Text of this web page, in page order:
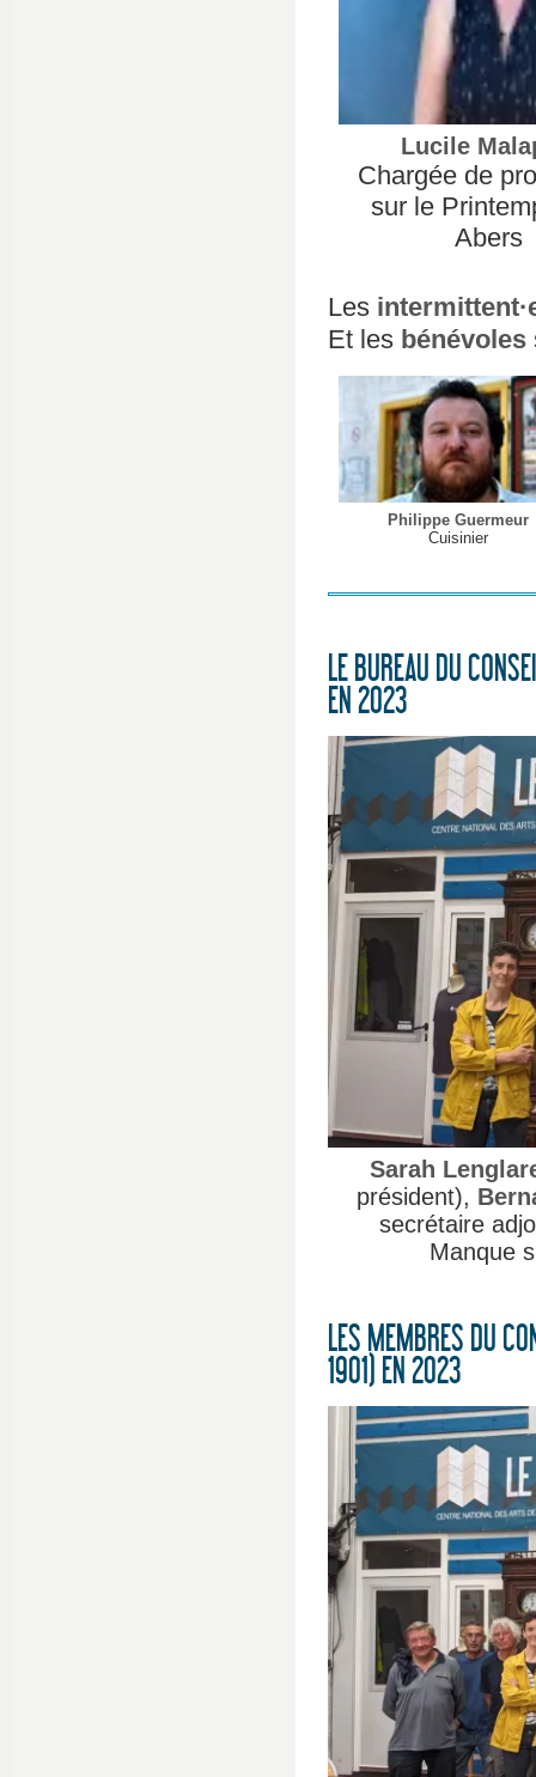
Lucile
Chargée de
sur le
Abers
Les
Et les bénévoles
Philippe Guermeur
Cuisinier
LE BUREAU DU
EN 2023
Sarah
président),
secrétaire
Manque
LES MEMBRES DU
1901) EN 2023